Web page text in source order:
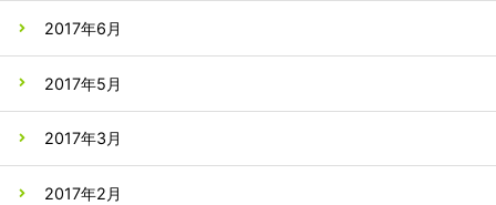
2017年6月
2017年5月
2017年3月
2017年2月